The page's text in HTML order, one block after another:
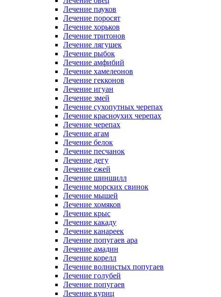
Лечение пауков
Лечение поросят
Лечение хорьков
Лечение тритонов
Лечение лягушек
Лечение рыбок
Лечение амфибий
Лечение хамелеонов
Лечение гекконов
Лечение игуан
Лечение змей
Лечение сухопутных черепах
Лечение красноухих черепах
Лечение черепах
Лечение агам
Лечение белок
Лечение песчанок
Лечение дегу
Лечение ежей
Лечение шиншилл
Лечение морских свинок
Лечение мышей
Лечение хомяков
Лечение крыс
Лечение какаду
Лечение канареек
Лечение попугаев ара
Лечение амадин
Лечение корелл
Лечение волнистых попугаев
Лечение голубей
Лечение попугаев
Лечение куриц